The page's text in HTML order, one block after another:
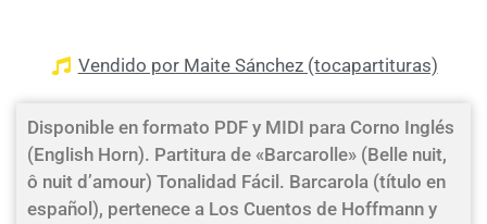
Vendido por Maite Sánchez (tocapartituras)
Disponible en formato PDF y MIDI para Corno Inglés
(English Horn). Partitura de «Barcarolle» (Belle nuit,
ô nuit d’amour) Tonalidad Fácil. Barcarola (título en
español), pertenece a Los Cuentos de Hoffmann y